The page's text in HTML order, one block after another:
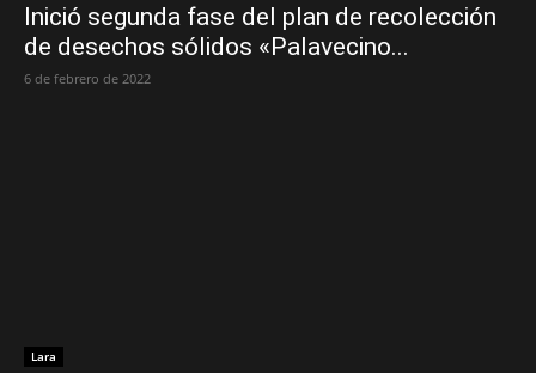
Inició segunda fase del plan de recolección
de desechos sólidos «Palavecino...
6 de febrero de 2022
Lara